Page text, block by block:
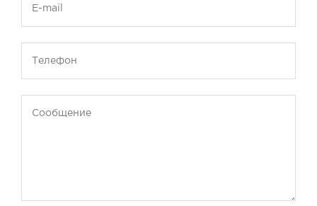
E-mail
Телефон
Сообщение